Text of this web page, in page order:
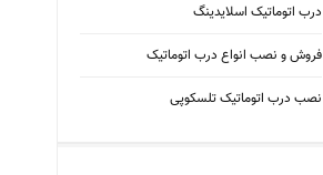
درب اتوماتیک اسلایدینگ
فروش و نصب انواع درب اتوماتیک
نصب درب اتوماتیک تلسکوپی